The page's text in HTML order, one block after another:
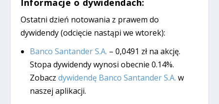
Ostatni dzień notowania z prawem do
dywidendy (odcięcie nastąpi we wtorek):
Banco Santander S.A. – 0,0491 zł na akcję.
Stopa dywidendy wynosi obecnie 0.14%.
Zobacz dywidendę Banco Santander S.A. w
naszej aplikacji.